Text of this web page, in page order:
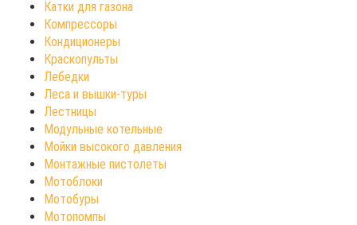
Катки для газона
Компрессоры
Кондиционеры
Краскопульты
Лебедки
Леса и вышки-туры
Лестницы
Модульные котельные
Мойки высокого давления
Монтажные пистолеты
Мотоблоки
Мотобуры
Мотопомпы